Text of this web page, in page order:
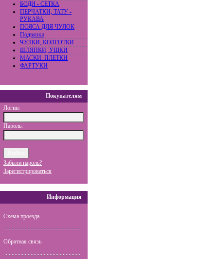
БОДИ - СЕТКА
ПЕРЧАТКИ, ТАТУ -
РУКАВА
ПОЯСА ДЛЯ ЧУЛОК
Подвязки
ЧУЛКИ, КОЛГОТКИ
ШЛЯПКИ, УШКИ
МАСКИ. ПЛЕТКИ
ФАРТУКИ
Покупателям
Логин:
Пароль:
Забыли пароль?
Зарегистрироваться
Информация
Схема проезда
Обратная связь